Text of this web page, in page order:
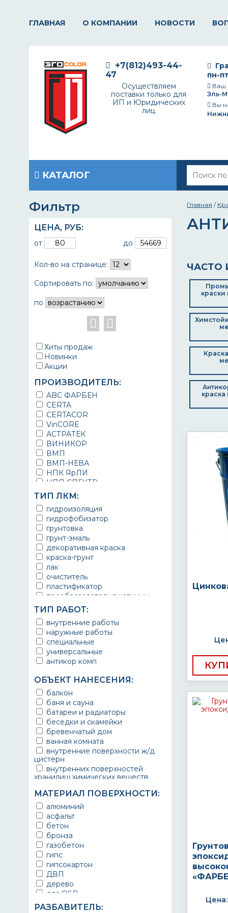
ГЛАВНАЯ О КОМПАНИИ НОВОСТИ
пн-
Ваш
Эль-
Вы
+7(812)493-44-
47
Осуществляем
поставки только для
ИП и Юридических
лиц
КАТАЛОГ
Фильтр
ЦЕНА, РУБ:
от до
Кол-во на странице:
Сортировать по:
по
Хиты продаж
Новинки
Акции
ПРОИЗВОДИТЕЛЬ:
ABC ФАРБЕН
CERTA
CERTACOR
VinCORE
АСТРАТЕК
ВИНИКОР
ВМП
ВМП-НЕВА
НПК ЯрЛИ
НПП СПЕКТР
НПФ ЭМАЛЬ
ТЕРМА
УРЕПЛЕН
ТИП ЛКМ:
гидроизоляция
гидрофобизатор
грунтовка
грунт-эмаль
декоративная краска
краска-грунт
лак
очиститель
пластификатор
преобразователь ржавчины
эмаль
Краска
Покрытие
грунт эмаль
защитное покрытие
ТИП РАБОТ:
внутренние работы
наружные работы
специальные
универсальные
антикор комп
ОБЪЕКТ НАНЕСЕНИЯ:
балкон
баня и сауна
батареи и радиаторы
беседки и скамейки
бревенчатый дом
ванная комната
внутренние поверхности ж/д
цистерн
внутренних поверхностей
хранилищ химических веществ
ворота
выхлопные системы
автомобилей
газопроводы
гараж
гидротехнические сооружения
городской транспорт
грузовые вагоны
двери металлические
детали двигателей
детали машин
для автомобилей
МАТЕРИАЛ ПОВЕРХНОСТИ:
алюминий
асфальт
бетон
бронза
газобетон
гипс
гипсокартон
ДВП
дерево
для OSB
для бетона
РАЗБАВИТЕЛЬ:
Главная /
ЧАСТО
краски
краска
Цена: